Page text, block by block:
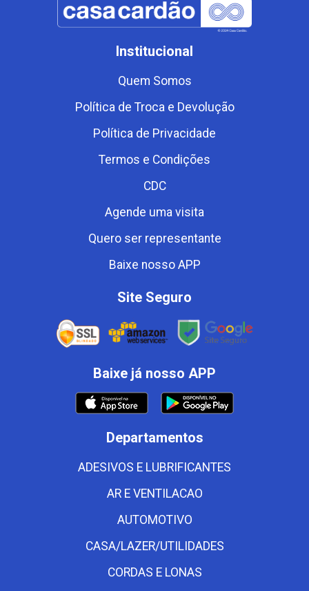
Institucional
Quem Somos
Política de Troca e Devolução
Política de Privacidade
Termos e Condições
CDC
Agende uma visita
Quero ser representante
Baixe nosso APP
Site Seguro
Baixe já nosso APP
Departamentos
ADESIVOS E LUBRIFICANTES
AR E VENTILACAO
AUTOMOTIVO
CASA/LAZER/UTILIDADES
CORDAS E LONAS